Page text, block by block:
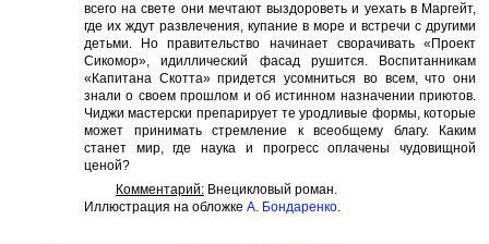
всего на свете они мечтают выздороветь и уехать в Маргейт,
где их ждут развлечения, купание в море и встречи с другими
детьми. Но правительство начинает сворачивать «Проект
Сикомор», идиллический фасад рушится. Воспитанникам
«Капитана Скотта» придется усомниться во всем, что они
знали о своем прошлом и об истинном назначении приютов.
Чиджи мастерски препарирует те уродливые формы, которые
может принимать стремление к всеобщему благу. Каким
станет мир, где наука и прогресс оплачены чудовищной
ценой?
Комментарий:Внецикловый роман.
Иллюстрация на обложке А. Бондаренко.